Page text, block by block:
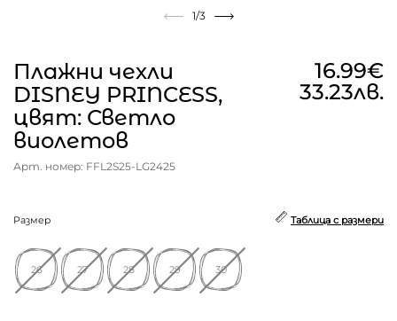
1/3
Плажни чехли
DISNEY PRINCESS,
цвят: Светло
виолетов
Арт. номер: FFL2S25-LG2425
16.99€
33.23лв.
Размер Таблица с размери
26 27 28 29 30